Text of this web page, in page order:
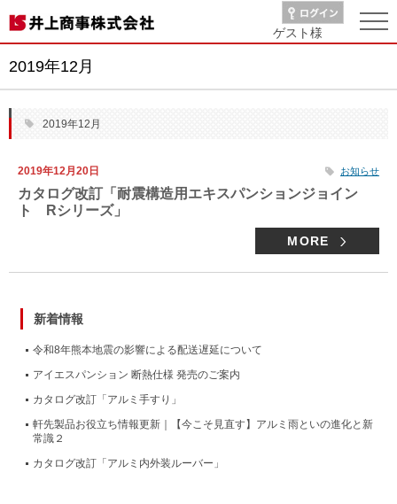
ゲスト様
2019年12月
2019年12月
2019年12月20日 お知らせ
カタログ改訂「耐震構造用エキスパンションジョイン
ト Rシリーズ」
MORE
新着情報
令和8年熊本地震の影響による配送遅延について
アイエスパンション 断熱仕様 発売のご案内
カタログ改訂「アルミ手すり」
軒先製品お役立ち情報更新｜【今こそ見直す】アルミ雨といの進化と新
常識２
カタログ改訂「アルミ内外装ルーバー」